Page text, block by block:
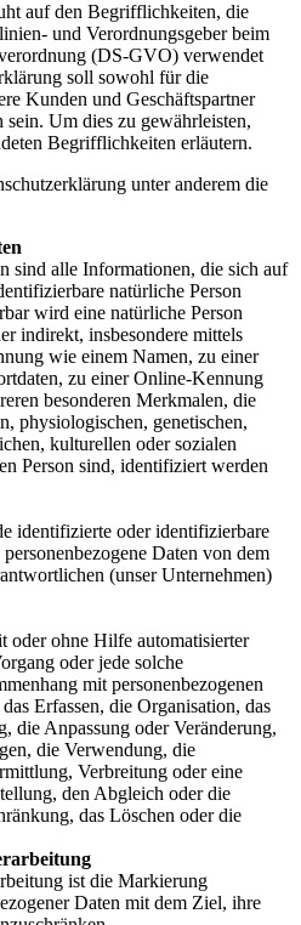
auf den Begrifflichkeiten, die
und Verordnungsgeber beim
(DS-GVO) verwendet
soll sowohl für die
Kunden und Geschäftspartner
Um dies zu gewährleisten,
Begrifflichkeiten erläutern.
unter anderem die
sind alle Informationen, die sich auf
natürliche Person
wird eine natürliche Person
indirekt, insbesondere mittels
wie einem Namen, zu einer
zu einer Online-Kennung
besonderen Merkmalen, die
physiologischen, genetischen,
kulturellen oder sozialen
Person sind, identifiziert werden
identifizierte oder identifizierbare
Daten von dem
(unser Unternehmen)
oder ohne Hilfe automatisierter
oder jede solche
mit personenbezogenen
Erfassen, die Organisation, das
die Anpassung oder Veränderung,
die Verwendung, die
Verbreitung oder eine
den Abgleich oder die
das Löschen oder die
ist die Markierung
Daten mit dem Ziel, ihre